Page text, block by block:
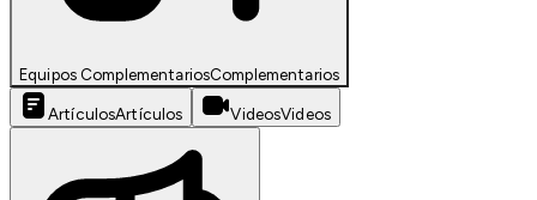
Equipos ComplementariosComplementarios
ArtículosArtículos VideosVideos